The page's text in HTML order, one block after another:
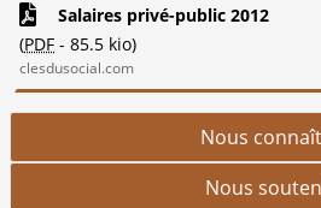
Salaires privé-public 2012
(PDF - 85.5 kio)
clesdusocial.com
Nous
Nous